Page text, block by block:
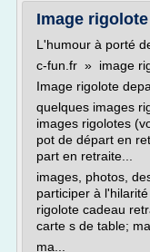
Image
L'humour à porté
c-fun.fr » image
Image rigolote
quelques images
images rigolotes
pot de départ en
part en retraite...
images, photos,
participer à
rigolote cadeau
carte s de table;
ma...